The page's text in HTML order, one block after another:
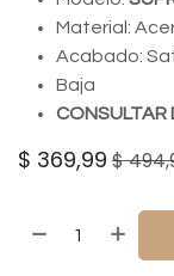
Material:
Acabado:
Baja
CONSULTAR
$ 369,99 $